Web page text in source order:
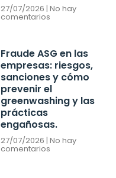
27/07/2026 No hay
comentarios
Fraude ASG en las
empresas: riesgos,
sanciones y cómo
prevenir el
greenwashing y las
prácticas
engañosas.
27/07/2026 No hay
comentarios